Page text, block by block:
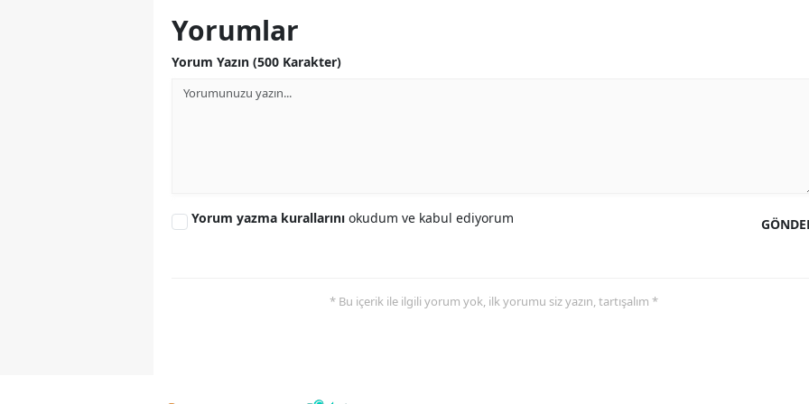
Yorumlar
Yorum Yazın (500 Karakter)
Yorum yazma kurallarını okudum ve kabul ediyorum
* Bu içerik ile ilgili yorum yok, ilk yorumu siz yazın, tartışalım *